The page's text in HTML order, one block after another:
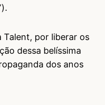
Talent, por liberar os
dessa belíssima
dos anos